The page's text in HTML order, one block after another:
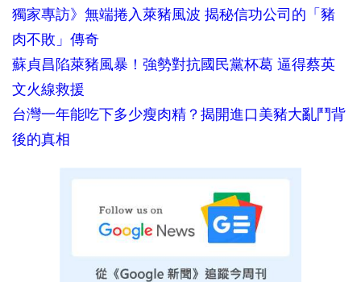
獨家專訪》無端捲入萊豬風波 揭秘信功公司的「豬
肉不敗」傳奇
蘇貞昌陷萊豬風暴！強勢對抗國民黨杯葛 逼得蔡英
文火線救援
台灣一年能吃下多少瘦肉精？揭開進口美豬大亂鬥背
後的真相